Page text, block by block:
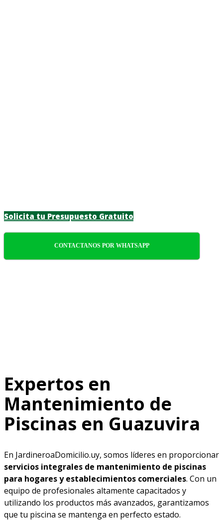
Solicita tu Presupuesto Gratuito
CONTACTANOS POR WHATSAPP
Expertos en
Mantenimiento de
Piscinas en Guazuvira
En JardineroaDomicilio.uy, somos líderes en proporcionar
servicios integrales de mantenimiento de piscinas
para hogares y establecimientos comerciales. Con un
equipo de profesionales altamente capacitados y
utilizando los productos más avanzados, garantizamos
que tu piscina se mantenga en perfecto estado.